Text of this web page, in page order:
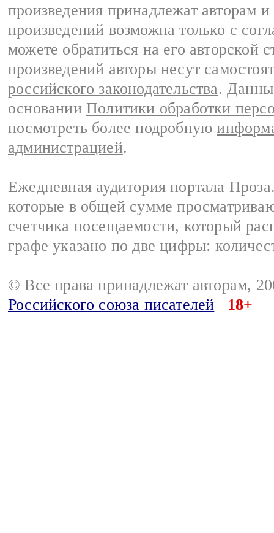
произведения принадлежат авторам
произведений возможна только с
можете обратиться на его авторской
произведений авторы несут
российского законодательства.
основании Политики обработки
посмотреть более подробную
администрацией.
Ежедневная аудитория портала
которые в общей сумме
счетчика посещаемости, который
графе указано по две цифры:
© Все права принадлежат авторам,
Российского союза писателей
18+